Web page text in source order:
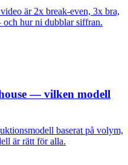
är 2x break-even, 3x bra,
hur ni dubblar siffran.
— vilken modell
baserat på volym,
är rätt för alla.